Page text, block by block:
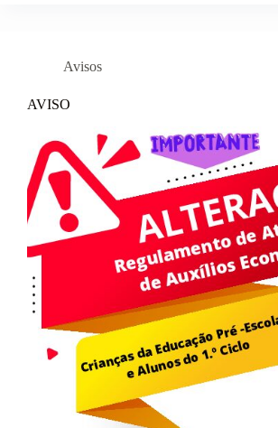
Avisos
AVISO